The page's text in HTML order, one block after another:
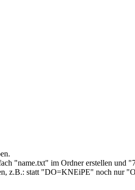
"name.txt" im Ordner erstellen und
z.B.: statt "DO=KNEiPE" noch nur